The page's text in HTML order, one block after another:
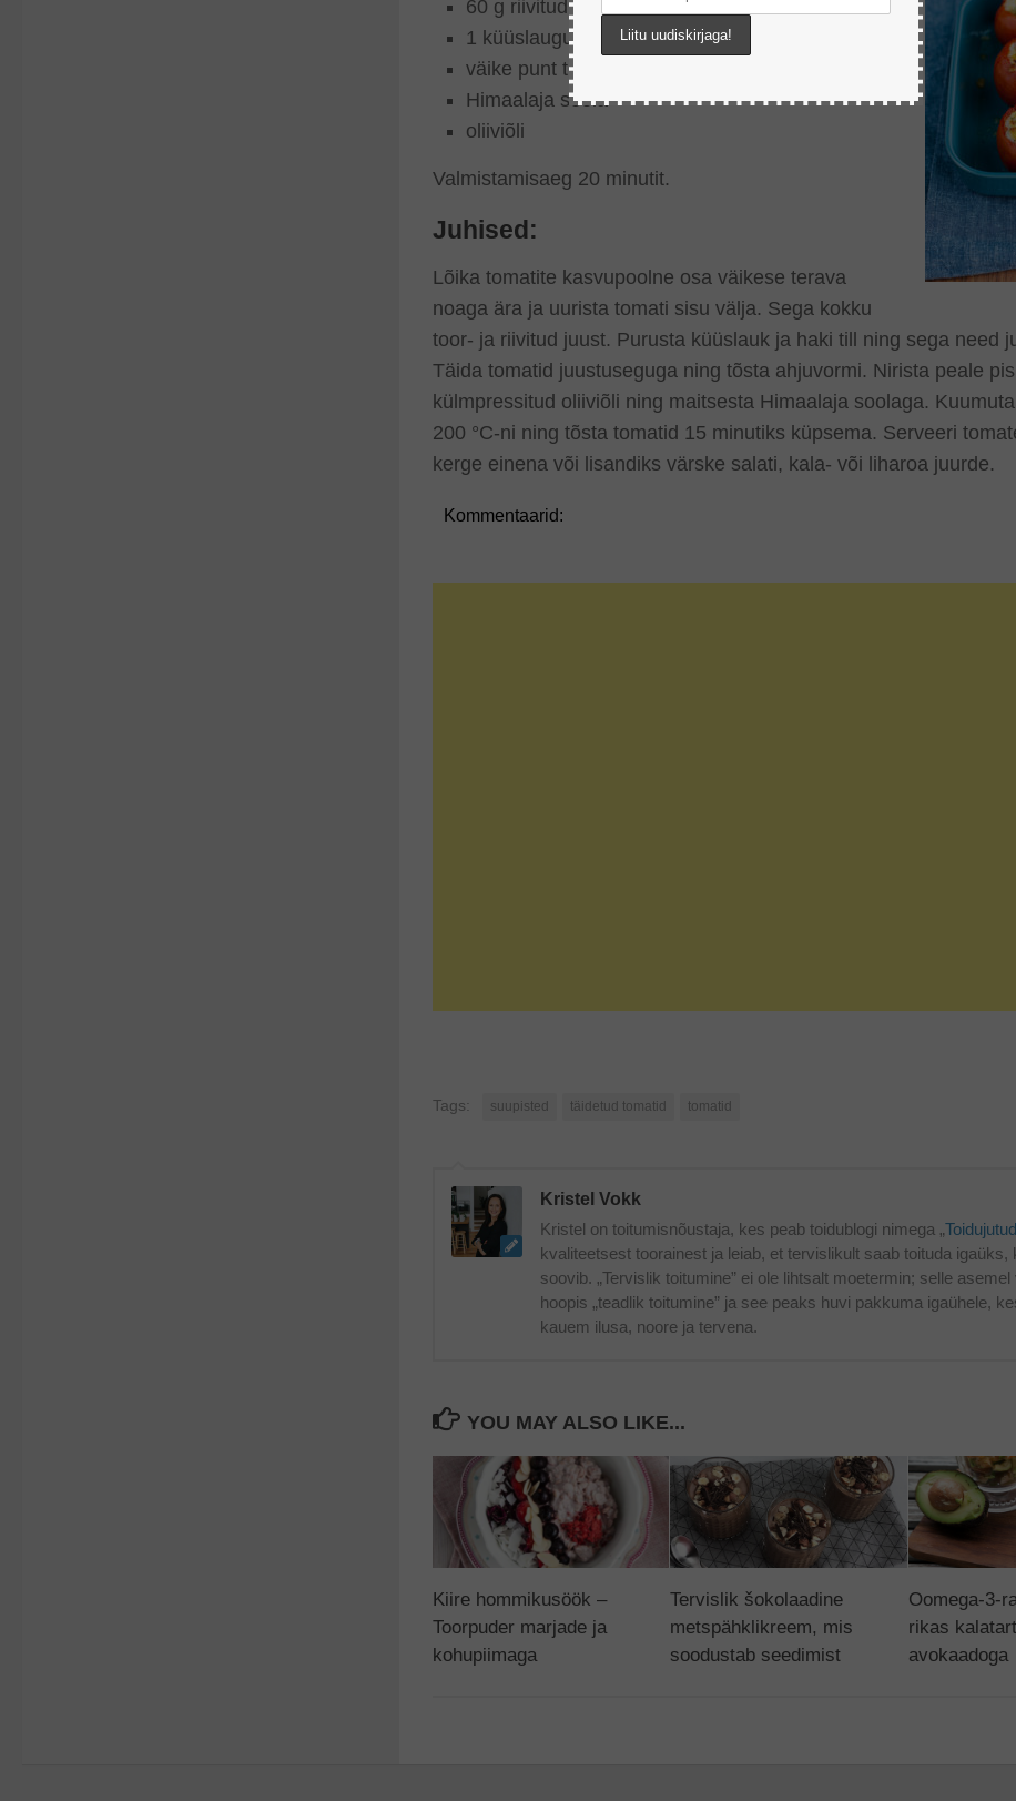
60 g riivitud juustu
1 küüslauguküüs
väike punt tilli
Himaalaja soola
oliiviõli
Valmistamisaeg 20 minutit.
Juhised:
Lõika tomatite kasvupoolne osa väikese terava
noaga ära ja uurista tomati sisu välja. Sega kokku
toor- ja riivitud juust. Purusta küüslauk ja haki till ning sega need
Täida tomatid juustuseguga ning tõsta ahjuvormi. Nirista peale
külmpressitud oliiviõli ning maitsesta Himaalaja soolaga.
200 °C-ni ning tõsta tomatid 15 minutiks küpsema. Serveeri
kerge einena või lisandiks värske salati, kala- või liharoa juurde.
Kommentaarid:
Tags: suupisted täidetud tomatid tomatid
Kristel Vokk
Kristel on toitumisnõustaja, kes peab toidublogi nimega „Toidujutud
kvaliteetsest toorainest ja leiab, et tervislikult saab toituda igaüks,
soovib. „Tervislik toitumine” ei ole lihtsalt moetermin; selle asemel
hoopis „teadlik toitumine” ja see peaks huvi pakkuma igaühele,
kauem ilusa, noore ja tervena.
YOU MAY ALSO LIKE...
Kiire hommikusöök –
Toorpuder marjade ja
kohupiimaga
Tervislik šokolaadine
metspähklikreem, mis
soodustab seedimist
Oomega-3-
rikas
avokaadoga